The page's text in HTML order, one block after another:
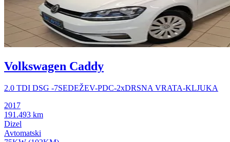
Volkswagen Caddy
2.0 TDI DSG -7SEDEŽEV-PDC-2xDRSNA VRATA-KLJUKA
2017
191.493 km
Dizel
Avtomatski